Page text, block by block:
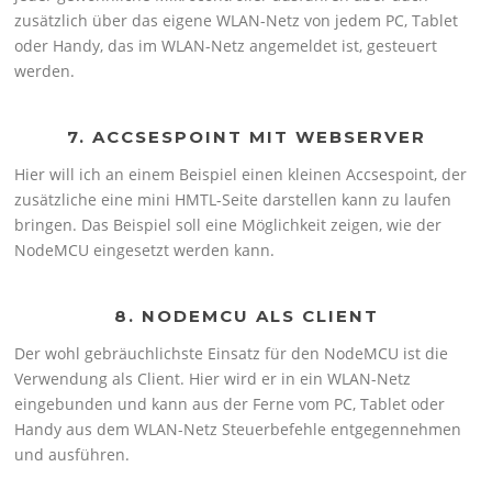
zusätzlich über das eigene WLAN-Netz von jedem PC, Tablet
oder Handy, das im WLAN-Netz angemeldet ist, gesteuert
werden.
7. ACCSESPOINT MIT WEBSERVER
Hier will ich an einem Beispiel einen kleinen Accsespoint, der
zusätzliche eine mini HMTL-Seite darstellen kann zu laufen
bringen. Das Beispiel soll eine Möglichkeit zeigen, wie der
NodeMCU eingesetzt werden kann.
8. NODEMCU ALS CLIENT
Der wohl gebräuchlichste Einsatz für den NodeMCU ist die
Verwendung als Client. Hier wird er in ein WLAN-Netz
eingebunden und kann aus der Ferne vom PC, Tablet oder
Handy aus dem WLAN-Netz Steuerbefehle entgegennehmen
und ausführen.